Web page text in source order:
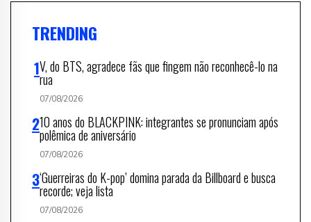
TRENDING
V, do BTS, agradece fãs que fingem não reconhecê-lo na
rua
07/08/2026
10 anos do BLACKPINK: integrantes se pronunciam após
polêmica de aniversário
07/08/2026
‘Guerreiras do K-pop’ domina parada da Billboard e busca
recorde; veja lista
07/08/2026